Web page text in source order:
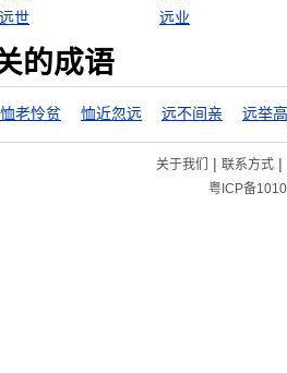
远世 远业
的成语
恤老怜贫 恤近忽远 远不间亲 远举
关于我们 | 联系方式|
粤ICP备